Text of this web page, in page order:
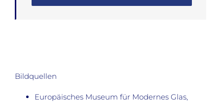
Bildquellen
Europäisches Museum für Modernes Glas,